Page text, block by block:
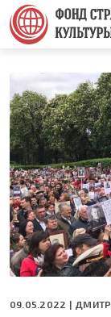
Перейти
основному
содержанию
Основная
09.05.2022 |